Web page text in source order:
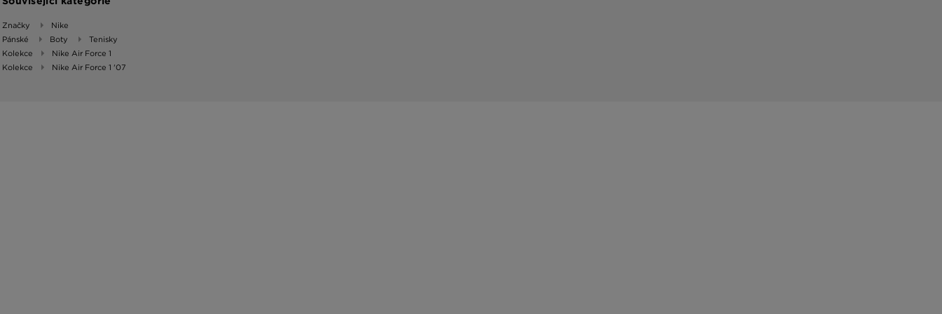
Značky
Nike
Pánské
Boty
Tenisky
Kolekce
Nike Air Force 1
Kolekce
Nike Air Force 1 '07